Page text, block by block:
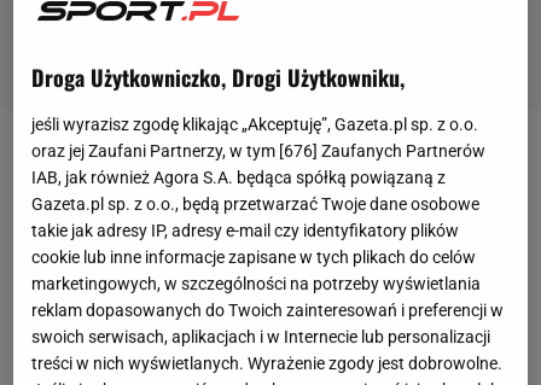
W ostatnim czasie świat łucznictwa wPolsce
obiegły szokujące informacje. 22-letnia kobieta,
która kiedyś trenowała dyscyplinę w jednym z
dolnośląskich klubów, przyznała w programie
"Interwencja" na Polsacie, że została zgwałcona
przez dwóch znanych trenerów. - Jak miałam 15
lat... Stawał za mną. Dotykał mnie po brzuchu, po
Droga Użytkowniczko, Drogi Użytkowniku,
jeśli wyrazisz zgodę klikając „Akceptuję”, Gazeta.pl sp. z o.o.
oraz jej Zaufani Partnerzy, w tym [676] Zaufanych Partnerów
IAB, jak również Agora S.A. będąca spółką powiązaną z
Gazeta.pl sp. z o.o., będą przetwarzać Twoje dane osobowe
takie jak adresy IP, adresy e-mail czy identyfikatory plików
cookie lub inne informacje zapisane w tych plikach do celów
marketingowych, w szczególności na potrzeby wyświetlania
reklam dopasowanych do Twoich zainteresowań i preferencji w
swoich serwisach, aplikacjach i w Internecie lub personalizacji
treści w nich wyświetlanych. Wyrażenie zgody jest dobrowolne.